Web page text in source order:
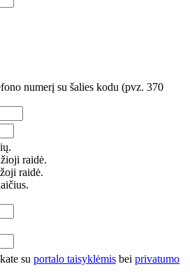
numerį su šalies kodu (pvz. 370
raidė.
raidė.
su portalo taisyklėmis bei privatumo